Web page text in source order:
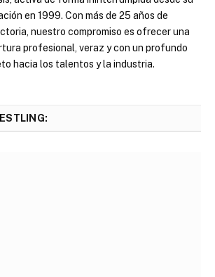
en 1999. Con más de 25 años de
nuestro compromiso es ofrecer una
profesional, veraz y con un profundo
hacia los talentos y la industria.